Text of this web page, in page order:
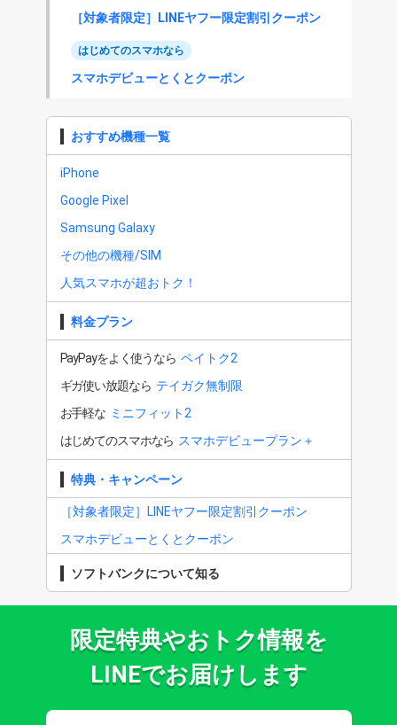
［対象者限定］LINEヤフー限定割引クーポン
はじめてのスマホなら
スマホデビューとくとクーポン
おすすめ機種一覧
iPhone
Google Pixel
Samsung Galaxy
その他の機種/SIM
人気スマホが超おトク！
料金プラン
PayPayをよく使うなら ペイトク2
ギガ使い放題なら テイガク無制限
お手軽な ミニフィット2
はじめてのスマホなら スマホデビュープラン＋
特典・キャンペーン
［対象者限定］LINEヤフー限定割引クーポン
スマホデビューとくとクーポン
ソフトバンクについて知る
限定特典やおトク情報を
LINEでお届けします